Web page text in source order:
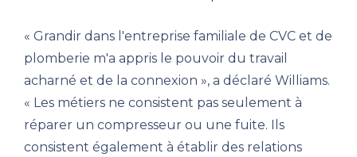
« Grandir dans l'entreprise familiale de CVC et de
plomberie m'a appris le pouvoir du travail
acharné et de la connexion », a déclaré Williams.
« Les métiers ne consistent pas seulement à
réparer un compresseur ou une fuite. Ils
consistent également à établir des relations